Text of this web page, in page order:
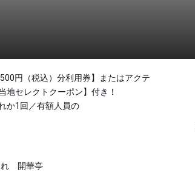
円（税込）分利用券】またはアクテ
地セレクトクーポン】付き！
か1回／有額人員の
れ 開華亭